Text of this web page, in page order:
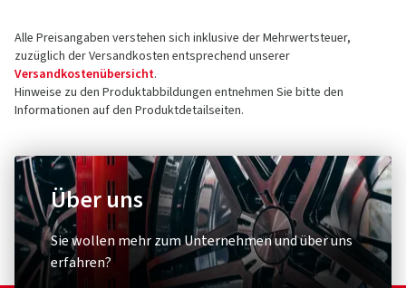
Alle Preisangaben verstehen sich inklusive der Mehrwertsteuer,
zuzüglich der Versandkosten entsprechend unserer
Versandkostenübersicht.
Hinweise zu den Produktabbildungen entnehmen Sie bitte den
Informationen auf den Produktdetailseiten.
Über uns
Sie wollen mehr zum Unternehmen und über uns
erfahren?